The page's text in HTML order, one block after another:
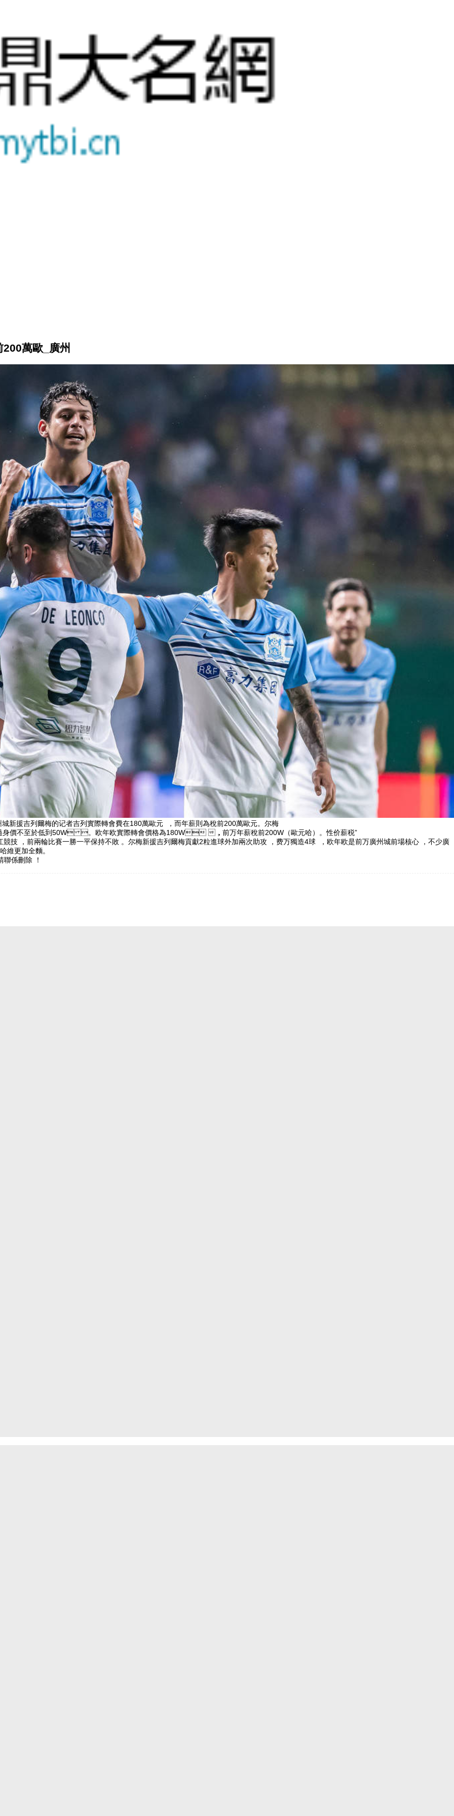
萬歐_廣州
城新援吉列爾梅的记者吉列實際轉會費在180萬歐元  ，而年薪則為稅前200萬歐元。尔梅
過身價不至於低到50W 。欧年欧實際轉會價格為180W ，前万年薪稅前200W（歐元哈） 。性价薪税”
技 ，前兩輪比賽一勝一平保持不敗  。尔梅新援吉列爾梅貢獻2粒進球外加兩次助攻 ，费万獨造4球  ，欧年欧是前万廣州城前場核心 ，不少廣
加全麵。
係刪除 ！